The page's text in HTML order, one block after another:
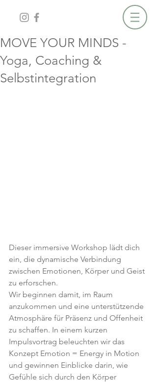
MOVE YOUR MINDS -
Yoga, Coaching &
Selbstintegration
Dieser immersive Workshop lädt dich
ein, die dynamische Verbindung
zwischen Emotionen, Körper und Geist
zu erforschen.
Wir beginnen damit, im Raum
anzukommen und eine unterstützende
Atmosphäre für Präsenz und Offenheit
zu schaffen. In einem kurzen
Impulsvortrag beleuchten wir das
Konzept Emotion = Energy in Motion
und gewinnen Einblicke darin, wie
Gefühle sich durch den Körper